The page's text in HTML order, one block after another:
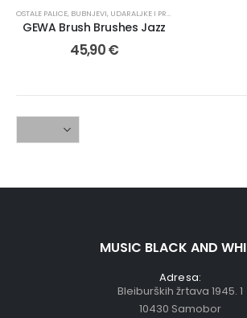
OSTALE PALICE, BUBNJEVI, UDARALJKE I PRIBOR
GEWA Brush Brushes Jazz
45,90€
MUSIC BLACK AND
Adresa:
Bleiburških žrtava 1945. 1
10430 Samobor